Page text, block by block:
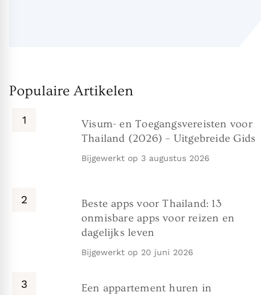
Populaire Artikelen
Visum- en Toegangsvereisten voor
Thailand (2026) – Uitgebreide Gids
Bijgewerkt op 3 augustus 2026
Beste apps voor Thailand: 13
onmisbare apps voor reizen en
dagelijks leven
Bijgewerkt op 20 juni 2026
Een appartement huren in